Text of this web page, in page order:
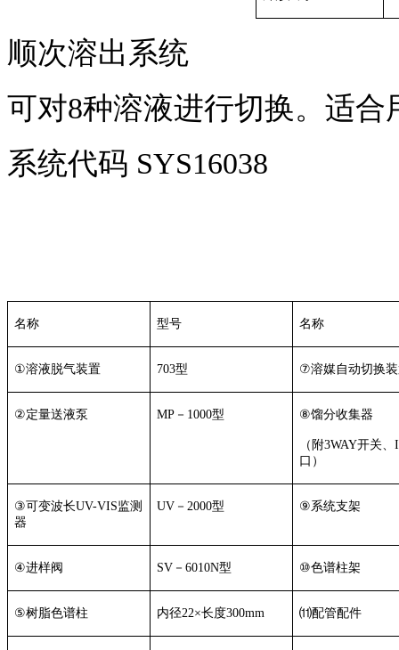
顺次溶出系统
可对8种溶液进行切换。适合
系统代码 SYS16038
名称 型号 名称
①溶液脱气装置 703型 ⑦溶媒自动切换
②定量送液泵 MP － 1000型 ⑧馏分收集器
（附3WAY开关、
口）
③可变波长UV-VIS监测
器
UV － 2000型 ⑨ 系统支架
④进样阀 SV －6010N型 ⑩色谱柱架
⑤树脂色谱柱 内径22×长度300mm ⑾配管配件